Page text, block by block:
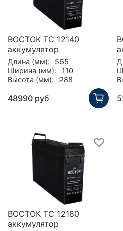
ВОСТОК TC 12140
аккумулятор
Длина (мм):
565
Ширина (мм):
110
Высота (мм):
288
48990 руб
ВОСТОК TC 12180
аккумулятор